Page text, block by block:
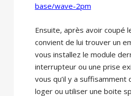
base/wave-2pm
Ensuite, après avoir coupé
convient de lui trouver un
vous installez le module
interrupteur ou une prise
vous qu’il y a suffisamment
loger ou utiliser une boite